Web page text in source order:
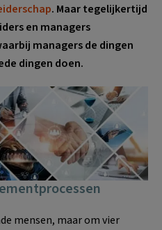
. Maar tegelijkertijd
en managers
managers de dingen
dingen doen.
mensen, maar om vier